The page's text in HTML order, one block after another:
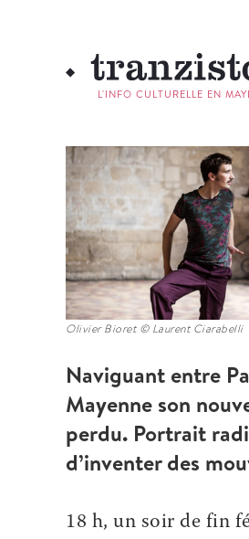
L'INFO CULTURELLE EN
Olivier Bioret © Laurent Ciarabelli
Naviguant entre
Mayenne son
perdu. Portrait
d’inventer des
18 h, un soir de fin